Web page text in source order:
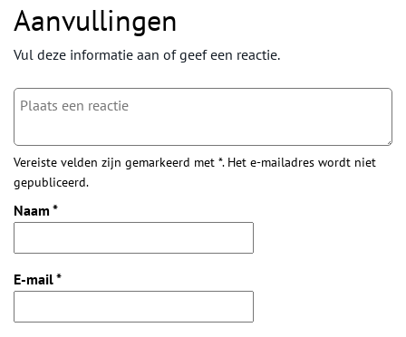
Aanvullingen
Vul deze informatie aan of geef een reactie.
Vereiste velden zijn gemarkeerd met *. Het e-mailadres wordt niet
gepubliceerd.
Naam *
E-mail*